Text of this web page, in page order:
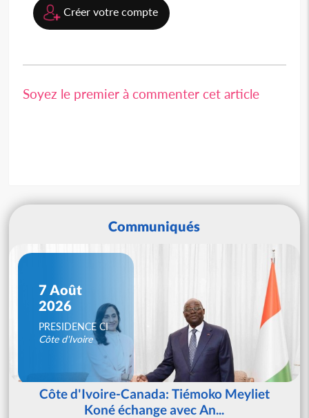
Créer votre compte
Soyez le premier à commenter cet article
Communiqués
7 Août
2026
PRESIDENCE CI
Côte d'Ivoire
Côte d'Ivoire-Canada: Tiémoko Meyliet
Koné échange avec An...